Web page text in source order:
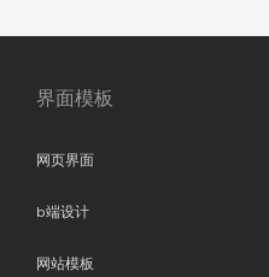
界面模板
网页界面
b端设计
网站模板